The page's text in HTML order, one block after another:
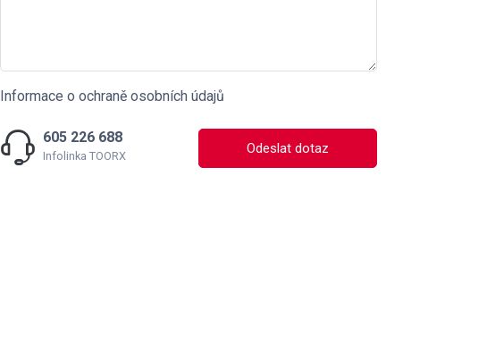
Informace o ochraně osobních údajů
605 226 688
Infolinka TOORX Odeslat dotaz